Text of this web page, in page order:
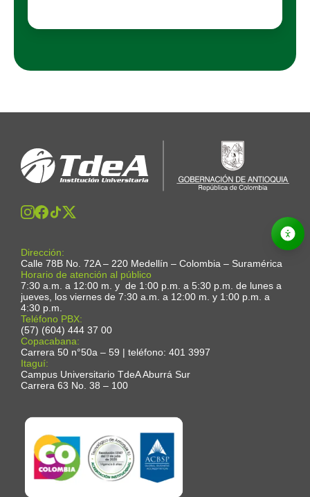
Dirección:
Calle 78B No. 72A – 220 Medellín – Colombia – Suramérica
Horario de atención al público
7:30 a.m. a 12:00 m. y de 1:00 p.m. a 5:30 p.m. de lunes a
jueves, los viernes de 7:30 a.m. a 12:00 m. y 1:00 p.m. a
4:30 p.m.
Teléfono PBX:
(57) (604) 444 37 00
Copacabana:
Carrera 50 n°50a – 59 | teléfono: 401 3997
Itaguí:
Campus Universitario TdeA Aburrá Sur
Carrera 63 No. 38 – 100